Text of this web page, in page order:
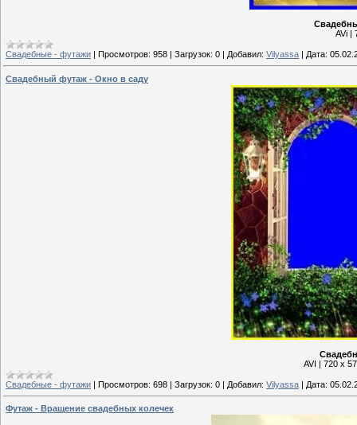
AVi |
Свадебные - футажи | Просмотров: 958 | Загрузок: 0 | Добавил: Vilyassa | Дата:
Свадебный футаж - Окно в саду
AVI | 720 х
Свадебные - футажи | Просмотров: 698 | Загрузок: 0 | Добавил: Vilyassa | Дата:
Футаж - Вращение свадебных колечек